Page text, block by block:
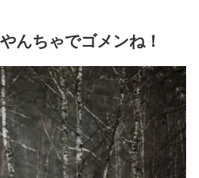
んちゃでゴメンね！